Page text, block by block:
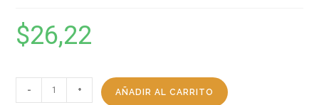
$26,22
- + AÑADIR AL CARRITO